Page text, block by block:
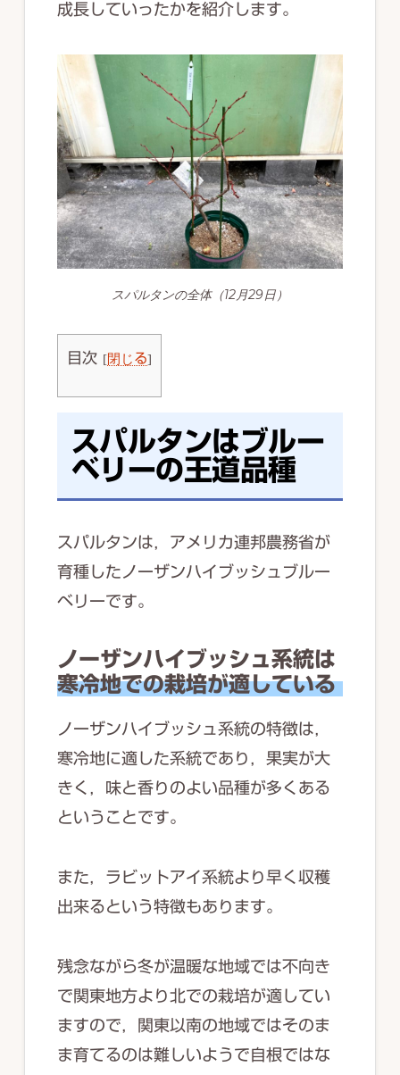
成長していったかを紹介します。
スパルタンの全体（12月29日）
目次 [閉じる]
スパルタンはブルー
ベリーの王道品種
スパルタンは，アメリカ連邦農務省が
育種したノーザンハイブッシュブルー
ベリーです。
ノーザンハイブッシュ系統は
寒冷地での栽培が適している
ノーザンハイブッシュ系統の特徴は，
寒冷地に適した系統であり，果実が大
きく，味と香りのよい品種が多くある
ということです。
また，ラビットアイ系統より早く収穫
出来るという特徴もあります。
残念ながら冬が温暖な地域では不向き
で関東地方より北での栽培が適してい
ますので，関東以南の地域ではそのま
ま育てるのは難しいようで自根ではな